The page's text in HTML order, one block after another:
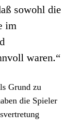
sowohl die
im
waren.“
Grund zu
die Spieler